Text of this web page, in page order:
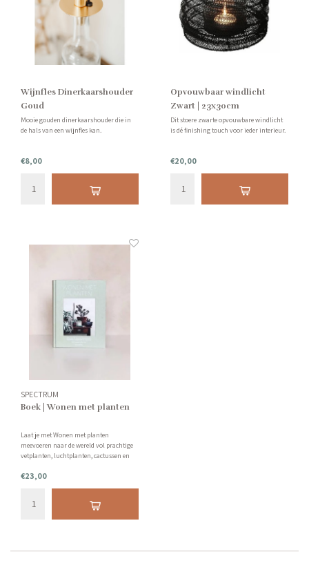
Wijnfles Dinerkaarshouder
Goud
Mooie gouden dinerkaarshouder die in
de hals van een wijnfles kan.
€8,00
Opvouwbaar windlicht
Zwart | 23x30cm
Dit stoere zwarte opvouwbare windlicht
is dé finishing touch voor ieder interieur.
€20,00
SPECTRUM
Boek | Wonen met planten
Laat je met Wonen met planten
meevoeren naar de wereld vol prachtige
vetplanten, luchtplanten, cactussen en
€23,00